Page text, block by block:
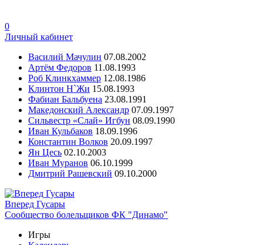
0
Личный кабинет
Василий Мачулин 07.08.2002
Артём Федоров 11.08.1993
Роб Клинкхаммер 12.08.1986
Клинтон Н`Жи 15.08.1993
Фабиан Бальбуена 23.08.1991
Македонский Александр 07.09.1997
Сильвестр «Слай» Игбун 08.09.1990
Иван Кульбаков 18.09.1996
Константин Волков 20.09.1997
Ян Цесь 02.10.2003
Иван Муранов 06.10.1999
Дмитрий Рашевский 09.10.2000
Вперед Гусары
Сообщество болельщиков ФК "Динамо"
Игры